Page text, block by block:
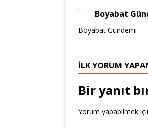
b
o
k
r
Boyabat
Boyabat Gündemi
İLK YORUM
Bir yanıt
Yorum yapabilmek